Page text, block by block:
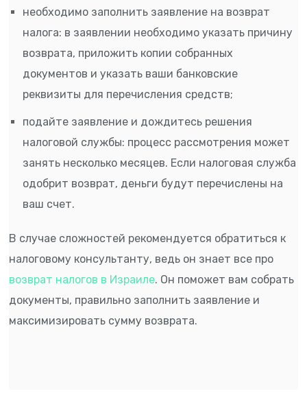
необходимо заполнить заявление на возврат
налога: в заявлении необходимо указать причину
возврата, приложить копии собранных
документов и указать ваши банковские
реквизиты для перечисления средств;
подайте заявление и дождитесь решения
налоговой службы: процесс рассмотрения может
занять несколько месяцев. Если налоговая служба
одобрит возврат, деньги будут перечислены на
ваш счет.
В случае сложностей рекомендуется обратиться к
налоговому консультанту, ведь он знает все про
возврат налогов в Израиле. Он поможет вам собрать
документы, правильно заполнить заявление и
максимизировать сумму возврата.